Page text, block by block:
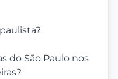
do São Paulo nos